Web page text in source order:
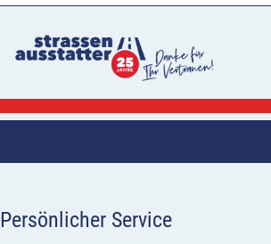
Persönlicher Service